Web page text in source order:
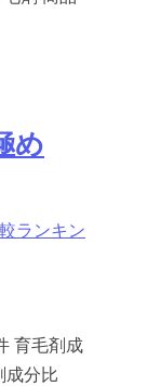
め
ランキン
育毛剤成
分比